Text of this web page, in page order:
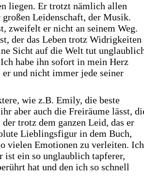
liegen. Er trotzt nämlich allen
Leidenschaft, der Musik.
zweifelt er nicht an seinem Weg.
der das Leben trotz Widrigkeiten
Sicht auf die Welt tut
habe ihn sofort in mein Herz
er und nicht immer jede seiner
wie z.B. Emily, die beste
aber auch die Freiräume lässt,
trotz dem ganzen Leid, das er
Lieblingsfigur in dem Buch,
vielen Emotionen zu verleiten. Ich
ist ein so unglaublich tapferer,
hat und den ich so schnell